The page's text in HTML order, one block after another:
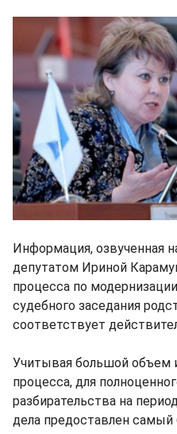
Информация, озвученная
депутатом Ириной
процесса по
судебного заседания
соответствует
Учитывая большой объем
процесса, для
разбирательства на
дела предоставлен